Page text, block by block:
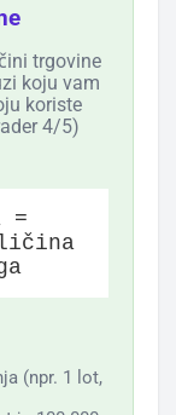
trgovine
koju vam
koriste
4/5)
=
(npr. 1 lot,